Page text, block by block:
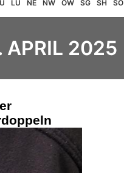
LU NE NW OW SG SH SO
APRIL 2025